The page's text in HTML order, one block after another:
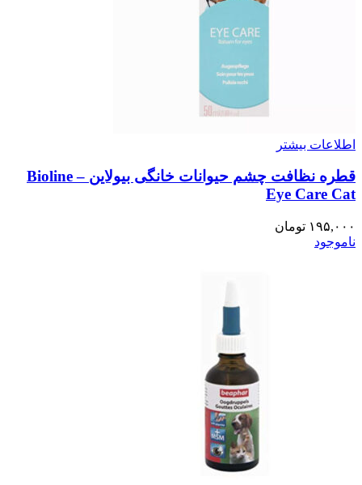
اطلاعات بیشتر
قطره نظافت چشم حیوانات خانگی بیولاین – Bioline
Eye Care Cat
۱۹۵,۰۰۰ تومان
ناموجود